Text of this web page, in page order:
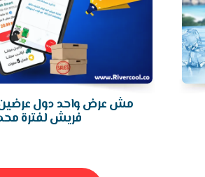
مش عرض واحد دول
فريش لفترة